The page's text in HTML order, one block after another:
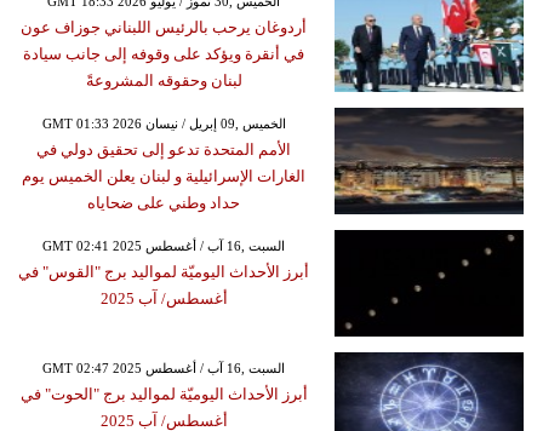
أردوغان يرحب بالرئيس اللبناني جوزاف عون
في أنقرة ويؤكد على وقوفه إلى جانب سيادة
لبنان وحقوقه المشروعةً
GMT 01:33 2026 الخميس ,09 إبريل / نيسان
الأمم المتحدة تدعو إلى تحقيق دولي في
الغارات الإسرائيلية و لبنان يعلن الخميس يوم
حداد وطني على ضحاياه
GMT 02:41 2025 السبت ,16 آب / أغسطس
أبرز الأحداث اليوميّة لمواليد برج "القوس" في
أغسطس/ آب 2025
GMT 02:47 2025 السبت ,16 آب / أغسطس
أبرز الأحداث اليوميّة لمواليد برج "الحوت" في
أغسطس/ آب 2025